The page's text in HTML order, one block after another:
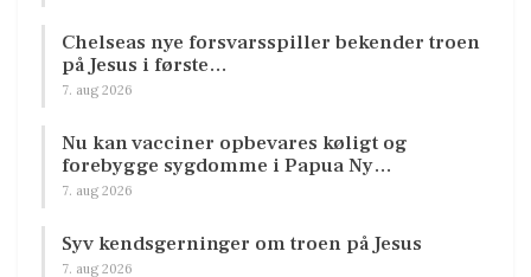
Chelseas nye forsvarsspiller bekender troen
på Jesus i første…
7. aug 2026
Nu kan vacciner opbevares køligt og
forebygge sygdomme i Papua Ny…
7. aug 2026
Syv kendsgerninger om troen på Jesus
7. aug 2026